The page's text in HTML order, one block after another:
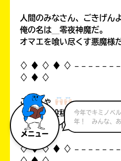
メニュー
今年でキミノベ
年！ みんな、あ
人間のみなさん、ごきげん
俺の名は＿零夜神魔だ。
オマエを喰い尽くす悪魔様だ
♢ ♦︎ ♢ ♦︎ ♢ 𓐄 𓐄 𓐄 𓐄 𓐄 𓐄 𓐄
♢ ♦︎ ♢
こんちゃ
自分の初投稿を見て俺思っ
中1なのにイタいって！((
♢ ♦︎ ♢ ♦︎ ♢ 𓐄 𓐄 𓐄 𓐄 𓐄 𓐄 𓐄